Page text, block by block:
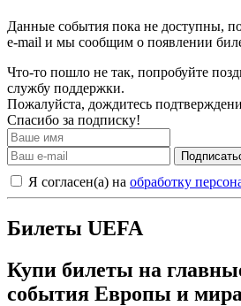
Данные события пока не доступны,
e-mail и мы сообщим о появлении
Что-то пошло не так, попробуйте
службу поддержки.
Пожалуйста, дождитесь
Спасибо за подписку!
Я согласен(а) на обработку
Билеты UEFA
Купи билеты на
события Европы и мира